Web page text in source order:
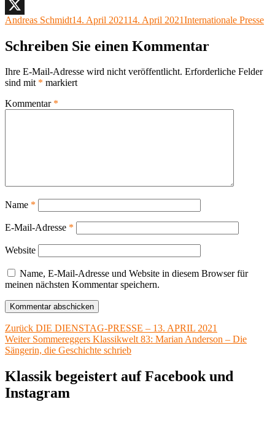
Facebook
X
Autor
Andreas SchmidtVeröffentlicht
14. April 202114. April 2021Kategorien
Internationale Presse
Schreiben Sie einen Kommentar
Ihre E-Mail-Adresse wird nicht veröffentlicht. Erforderliche Felder
sind mit * markiert
Kommentar *
Name *
E-Mail-Adresse *
Website
Name, E-Mail-Adresse und Website in diesem Browser für
meinen nächsten Kommentar speichern.
Beitragsnavigation
Zurück Vorheriger
Beitrag:
DIE DIENSTAG-PRESSE – 13. APRIL 2021
Weiter Nächster
Beitrag:
Sommereggers Klassikwelt 83: Marian Anderson – Die
Sängerin, die Geschichte schrieb
Klassik begeistert auf Facebook und
Instagram